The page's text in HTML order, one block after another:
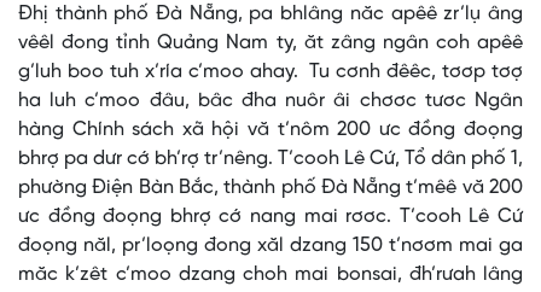
Đhị thành phố Đà Nẵng, pa bhlâng năc apêê zr’lụ âng
vêêl đong tỉnh Quảng Nam ty, ăt zâng ngân coh apêê
g’luh boo tuh x’ría c’moo ahay. Tu cơnh đêêc, tơơp tơợ
ha luh c’moo đâu, bâc đha nuôr âi chơơc tươc Ngân
hàng Chính sách xã hội vă t’nôm 200 ưc đồng đoọng
bhrợ pa dưr cớ bh’rợ tr’nêng. T’cooh Lê Cứ, Tổ dân phố 1,
phường Điện Bàn Bắc, thành phố Đà Nẵng t’mêê vă 200
ưc đồng đoọng bhrợ cớ nang mai rơơc. T’cooh Lê Cứ
đoọng năl, pr’loọng đong xăl dzang 150 t’nơơm mai ga
măc k’zêt c’moo dzang choh mai bonsai, đh’rưah lâng